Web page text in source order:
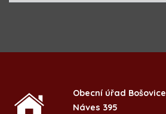
Obecní úřad Bošovice
Náves 395